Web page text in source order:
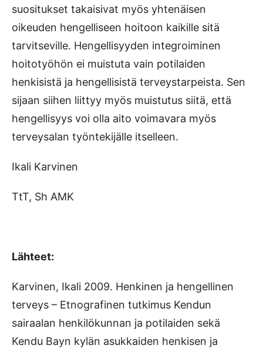
suositukset takaisivat myös yhtenäisen
oikeuden hengelliseen hoitoon kaikille sitä
tarvitseville. Hengellisyyden integroiminen
hoitotyöhön ei muistuta vain potilaiden
henkisistä ja hengellisistä terveystarpeista. Sen
sijaan siihen liittyy myös muistutus siitä, että
hengellisyys voi olla aito voimavara myös
terveysalan työntekijälle itselleen.
Ikali Karvinen
TtT, Sh AMK
Lähteet:
Karvinen, Ikali 2009. Henkinen ja hengellinen
terveys – Etnografinen tutkimus Kendun
sairaalan henkilökunnan ja potilaiden sekä
Kendu Bayn kylän asukkaiden henkisen ja